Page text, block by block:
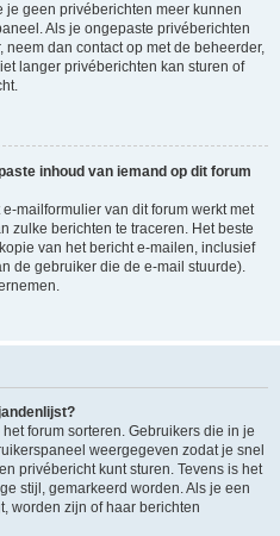
geen privéberichten meer kunnen
Als je ongepaste privéberichten
dan contact op met de beheerder,
langer privéberichten kan sturen of
inhoud van iemand op dit forum
mailformulier van dit forum werkt met
zulke berichten te traceren. Het beste
van het bericht e-mailen, inclusief
de gebruiker die de e-mail stuurde).
forum sorteren. Gebruikers die in je
weergegeven zodat je snel
privébericht kunt sturen. Tevens is het
stijl, gemarkeerd worden. Als je een
worden zijn of haar berichten